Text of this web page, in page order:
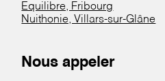
Equilibre, Fribourg
Nuithonie, Villars-sur-Glâne
Nous appeler